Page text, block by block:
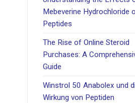
Mebeverine Hydrochloride
Peptides
The Rise of Online Steroid
Purchases: A
Guide
Winstrol 50 Anabolex und
Wirkung von Peptiden